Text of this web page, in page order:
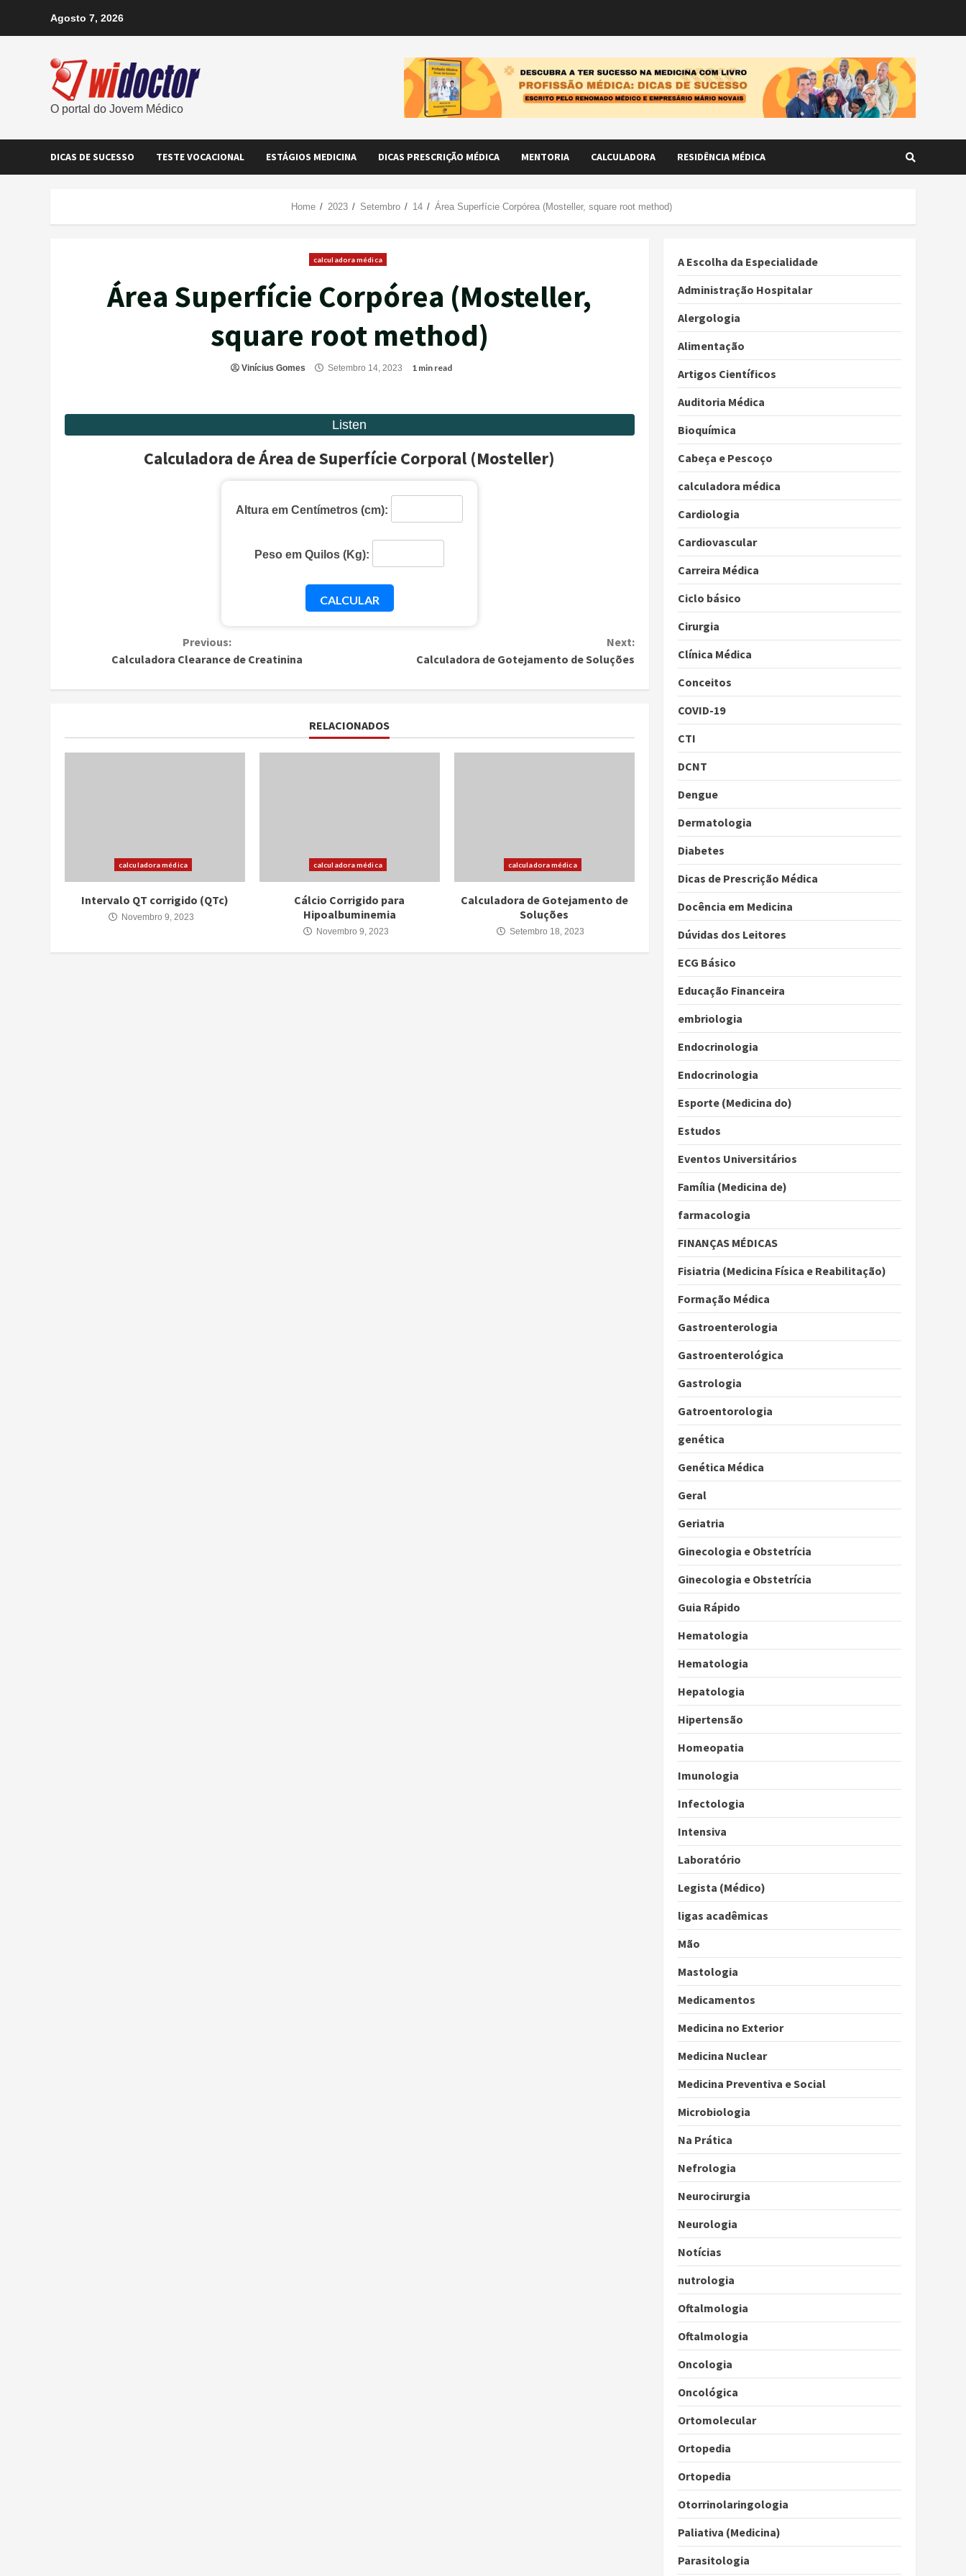
Agosto 7, 2026
O portal do Jovem Médico
DICAS DE SUCESSO TESTE VOCACIONAL ESTÁGIOS MEDICINA DICAS PRESCRIÇÃO MÉDICA MENTORIA CALCULADORA RESIDÊNCIA MÉDICA
Home 2023 Setembro 14 Área Superfície Corpórea (Mosteller, square root method)
calculadora médica
Área Superfície Corpórea (Mosteller,
square root method)
Vinícius Gomes Setembro 14, 2023 1 min read
Calculadora de Área de Superfície Corporal (Mosteller)
Altura em Centímetros (cm):
Peso em Quilos (Kg):
CALCULAR
Previous:
Calculadora Clearance de Creatinina
Next:
Calculadora de Gotejamento de Soluções
RELACIONADOS
calculadora médica
Intervalo QT corrigido (QTc)
Novembro 9, 2023
calculadora médica
Cálcio Corrigido para
Hipoalbuminemia
Novembro 9, 2023
calculadora médica
Calculadora de Gotejamento de
Soluções
Setembro 18, 2023
A Escolha da Especialidade
Administração Hospitalar
Alergologia
Alimentação
Artigos Científicos
Auditoria Médica
Bioquímica
Cabeça e Pescoço
calculadora médica
Cardiologia
Cardiovascular
Carreira Médica
Ciclo básico
Cirurgia
Clínica Médica
Conceitos
COVID-19
CTI
DCNT
Dengue
Dermatologia
Diabetes
Dicas de Prescrição Médica
Docência em Medicina
Dúvidas dos Leitores
ECG Básico
Educação Financeira
embriologia
Endocrinologia
Endocrinologia
Esporte (Medicina do)
Estudos
Eventos Universitários
Família (Medicina de)
farmacologia
FINANÇAS MÉDICAS
Fisiatria (Medicina Física e Reabilitação)
Formação Médica
Gastroenterologia
Gastroenterológica
Gastrologia
Gatroentorologia
genética
Genética Médica
Geral
Geriatria
Ginecologia e Obstetrícia
Ginecologia e Obstetrícia
Guia Rápido
Hematologia
Hematologia
Hepatologia
Hipertensão
Homeopatia
Imunologia
Infectologia
Intensiva
Laboratório
Legista (Médico)
ligas acadêmicas
Mão
Mastologia
Medicamentos
Medicina no Exterior
Medicina Nuclear
Medicina Preventiva e Social
Microbiologia
Na Prática
Nefrologia
Neurocirurgia
Neurologia
Notícias
nutrologia
Oftalmologia
Oftalmologia
Oncologia
Oncológica
Ortomolecular
Ortopedia
Ortopedia
Otorrinolaringologia
Paliativa (Medicina)
Parasitologia